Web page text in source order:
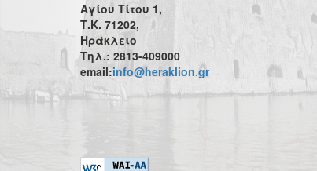
Αγίου Τίτου 1,
Τ.Κ. 71202,
Ηράκλειο
Τηλ.: 2813-409000
email:info@heraklion.gr